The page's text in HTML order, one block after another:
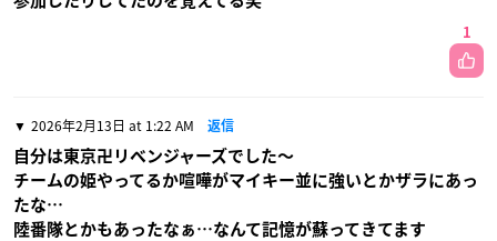
1
2026年2月13日 at 1:22 AM 返信
自分は東京卍リベンジャーズでした〜
チームの姫やってるか喧嘩がマイキー並に強いとかザラにあっ
たな…
陸番隊とかもあったなぁ…なんて記憶が蘇ってきてます